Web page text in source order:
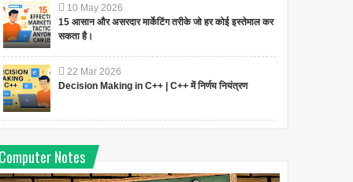
10 May 2026
15 आसान और असरदार मार्केटिंग तरीके जो हर कोई इस्तेमाल कर
सकता है।
22 Mar 2026
Decision Making in C++ | C++ में निर्णय नियंत्रण
Computer Notes